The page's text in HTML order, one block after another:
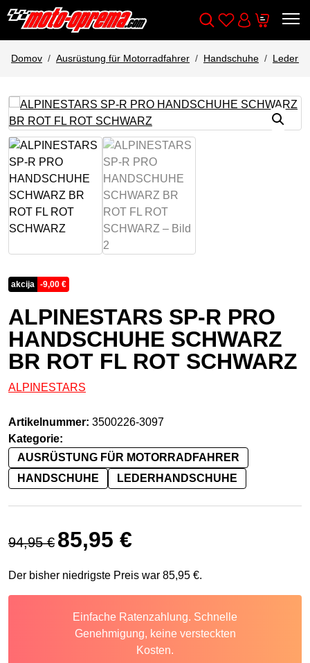
Wishlist
Cart
Domov Ausrüstung für Motorradfahrer Handschuhe
akcija -9,00 €
ALPINESTARS SP-R PRO
HANDSCHUHE SCHWARZ
BR ROT FL ROT SCHWARZ
ALPINESTARS
Artikelnummer: 3500226-3097
Kategorie:
AUSRÜSTUNG FÜR MOTORRADFAHRER
HANDSCHUHE
LEDERHANDSCHUHE
94,95€
Ursprünglicher Preis war: 94,95 €
85,95 €
Der bisher niedrigste Preis war 85,95 €.
Einfache Ratenzahlung. Schnelle
Genehmigung, keine versteckten
Kosten.